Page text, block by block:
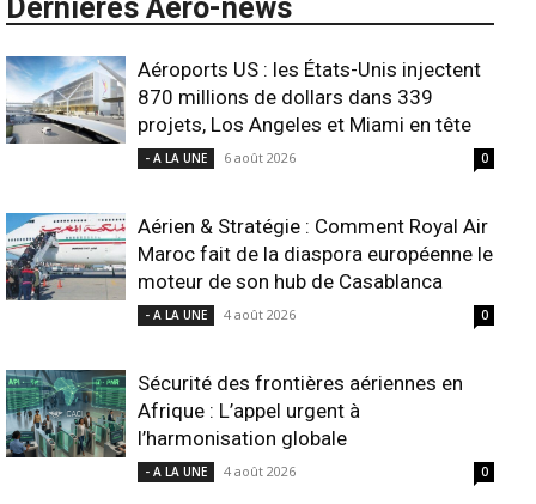
Dernières Aero-news
Aéroports US : les États-Unis injectent
870 millions de dollars dans 339
projets, Los Angeles et Miami en tête
- A LA UNE 6 août 2026 0
Aérien & Stratégie : Comment Royal Air
Maroc fait de la diaspora européenne le
moteur de son hub de Casablanca
- A LA UNE 4 août 2026 0
Sécurité des frontières aériennes en
Afrique : L’appel urgent à
l’harmonisation globale
- A LA UNE 4 août 2026 0